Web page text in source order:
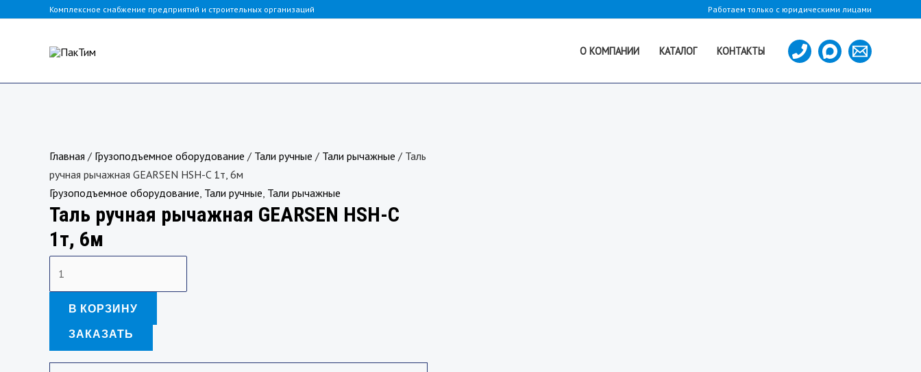
содержимому
Комплексное снабжение предприятий и строительных организаций Работаем только с юридическими лицами
О КОМПАНИИ КАТАЛОГ КОНТАКТЫ
Главная / Грузоподъемное оборудование / Тали ручные / Тали рычажные / Таль
ручная рычажная GEARSEN HSH-C 1т, 6м
Грузоподъемное оборудование Тали ручные Тали рычажные
Таль ручная рычажная GEARSEN HSH-C
1т, 6м
товара
Таль
ручная
рычажная
HSH-
В КОРЗИНУ
ЗАКАЗАТЬ